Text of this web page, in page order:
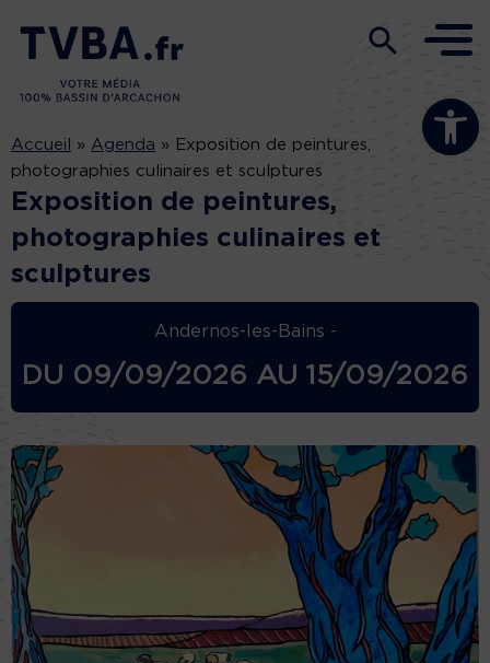
Ouvrir la
Accueil » Agenda » Exposition de peintures,
photographies culinaires et sculptures
Exposition de peintures,
photographies culinaires et
sculptures
Andernos-les-Bains -
DU 09/09/2026 AU 15/09/2026